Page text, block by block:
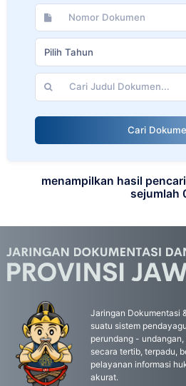
Pilih Tahun
Cari
menampilkan hasil
sejumlah
Jaringan Dokumentasi
suatu sistem
perundang -
secara tertib, terpadu,
pelayanan informasi
akurat.